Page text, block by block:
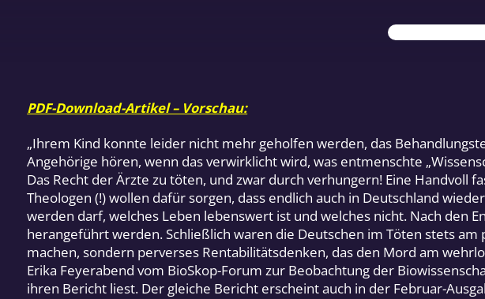
Menge
PDF-Download-Artikel – Vorschau:
„Ihrem Kind konnte leider nicht mehr geholfen werden, das
Angehörige hören, wenn das verwirklicht wird, was entmenschte
Das Recht der Ärzte zu töten, und zwar durch verhungern! Eine Handvoll
Theologen (!) wollen dafür sorgen, dass endlich auch in Deutschland
werden darf, welches Leben lebenswert ist und welches nicht. Nach den
herangeführt werden. Schließlich waren die Deutschen im Töten stets
machen, sondern perverses Rentabilitätsdenken, das den Mord am
Erika Feyerabend vom BioSkop-Forum zur Beobachtung der
ihren Bericht liest. Der gleiche Bericht erscheint auch in der Februar-